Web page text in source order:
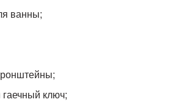
ванны;
ключ;